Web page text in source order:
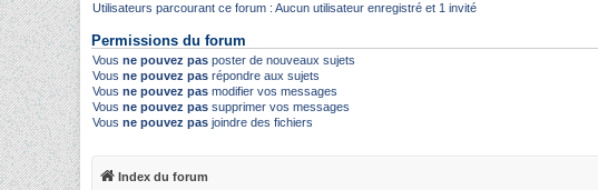
Utilisateurs parcourant ce forum : Aucun utilisateur enregistré et 1 invité
Permissions du forum
Vous ne pouvez pas poster de nouveaux sujets
Vous ne pouvez pas répondre aux sujets
Vous ne pouvez pas modifier vos messages
Vous ne pouvez pas supprimer vos messages
Vous ne pouvez pas joindre des fichiers
Index du forum